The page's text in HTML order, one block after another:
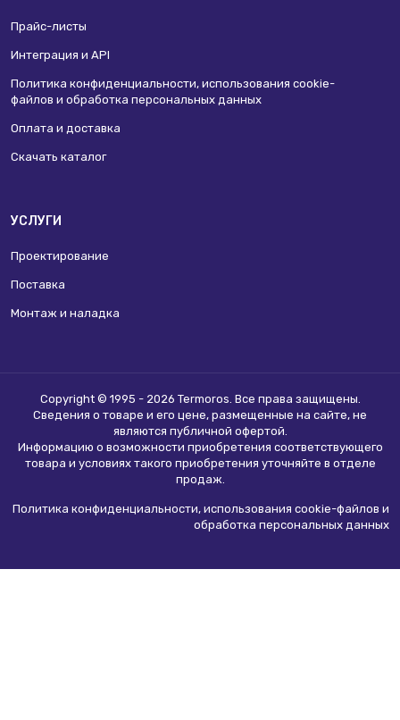
Прайс-листы
Интеграция и API
Политика конфиденциальности, использования сookie-
файлов и обработка персональных данных
Оплата и доставка
Скачать каталог
УСЛУГИ
Проектирование
Поставка
Монтаж и наладка
Copyright © 1995 - 2026 Termoros. Все права защищены.
Сведения о товаре и его цене, размещенные на сайте, не
являются публичной офертой.
Информацию о возможности приобретения соответствующего
товара и условиях такого приобретения уточняйте в отделе
продаж.
Политика конфиденциальности, использования сookie-файлов и
обработка персональных данных